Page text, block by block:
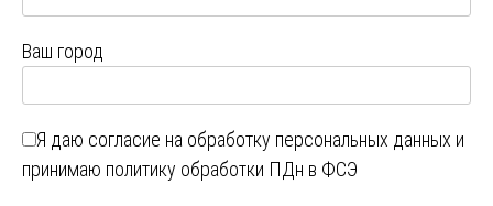
Ваш город
Я даю согласие на обработку персональных данных и
принимаю политику обработки ПДн в ФСЭ